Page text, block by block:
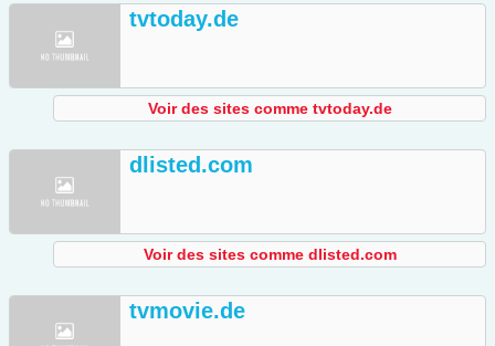
tvtoday.de
Voir des sites comme tvtoday.de
dlisted.com
Voir des sites comme dlisted.com
tvmovie.de